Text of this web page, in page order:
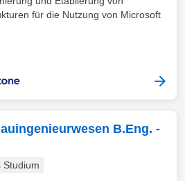
für die Nutzung von Microsoft
B.Eng. -
Studium